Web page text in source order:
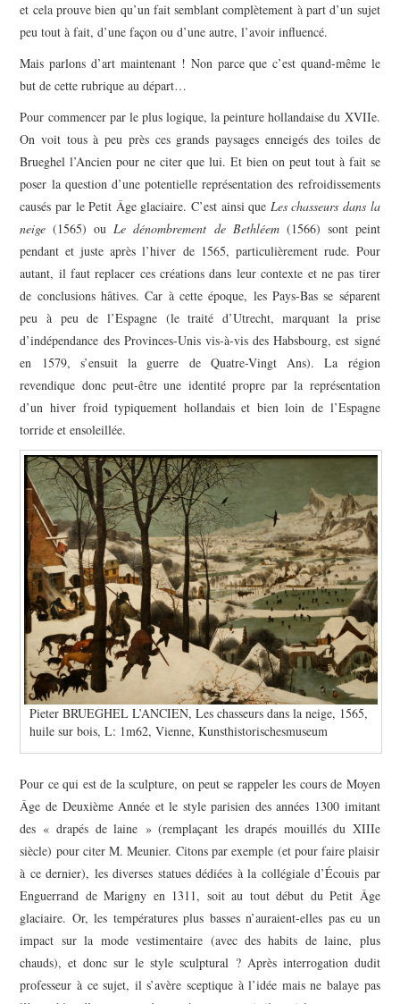
et cela prouve bien qu’un fait semblant complètement à part d’un sujet
peu tout à fait, d’une façon ou d’une autre, l’avoir influencé.
Mais parlons d’art maintenant ! Non parce que c’est quand-même le
but de cette rubrique au départ…
Pour commencer par le plus logique, la peinture hollandaise du XVIIe.
On voit tous à peu près ces grands paysages enneigés des toiles de
Brueghel l’Ancien pour ne citer que lui. Et bien on peut tout à fait se
poser la question d’une potentielle représentation des refroidissements
causés par le Petit Âge glaciaire. C’est ainsi que Les chasseurs dans la
neige (1565) ouLe dénombrement de Bethléem(1566) sont peint
pendant et juste après l’hiver de 1565, particulièrement rude. Pour
autant, il faut replacer ces créations dans leur contexte et ne pas tirer
de conclusions hâtives. Car à cette époque, les Pays-Bas se séparent
peu à peu de l’Espagne (le traité d’Utrecht, marquant la prise
d’indépendance des Provinces-Unis vis-à-vis des Habsbourg, est signé
en 1579, s’ensuit la guerre de Quatre-Vingt Ans). La région
revendique donc peut-être une identité propre par la représentation
d’un hiver froid typiquement hollandais et bien loin de l’Espagne
torride et ensoleillée.
Pieter BRUEGHEL L’ANCIEN, Les chasseurs dans la neige, 1565,
huile sur bois, L: 1m62, Vienne, Kunsthistorischesmuseum
Pour ce qui est de la sculpture, on peut se rappeler les cours de Moyen
Âge de Deuxième Année et le style parisien des années 1300 imitant
des «drapés de laine » (remplaçant les drapés mouillés du XIIIe
siècle) pour citer M. Meunier. Citons par exemple (et pour faire plaisir
à ce dernier), les diverses statues dédiées à la collégiale d’Écouis par
Enguerrand de Marigny en 1311, soit au tout début duPetit Âge
glaciaire. Or, les températures plus basses n’auraient-elles pas eu un
impact sur la mode vestimentaire (avec des habits de laine, plus
chauds), et donc sur le style sculptural ? Après interrogation dudit
professeur à ce sujet, il s’avère sceptique à l’idée mais ne balaye pas